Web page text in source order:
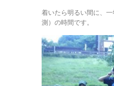
着いたら明るい間に、
測）の時間です。